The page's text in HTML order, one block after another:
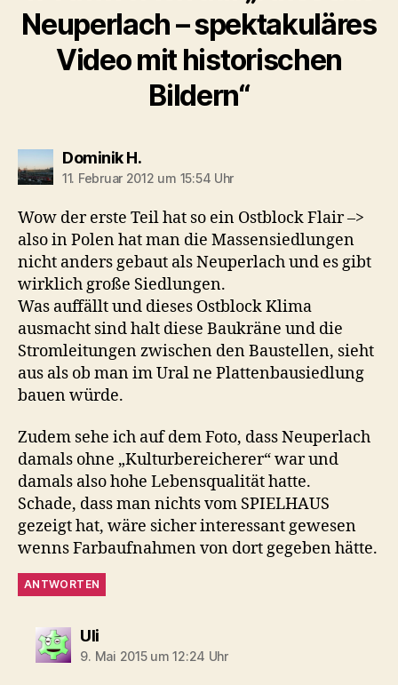
Neuperlach – spektakuläres
Video mit historischen
Bildern“
Dominik H.sagt:
11. Februar 2012 um 15:54 Uhr
Wow der erste Teil hat so ein Ostblock Flair –>
also in Polen hat man die Massensiedlungen
nicht anders gebaut als Neuperlach und es gibt
wirklich große Siedlungen.
Was auffällt und dieses Ostblock Klima
ausmacht sind halt diese Baukräne und die
Stromleitungen zwischen den Baustellen, sieht
aus als ob man im Ural ne Plattenbausiedlung
bauen würde.
Zudem sehe ich auf dem Foto, dass Neuperlach
damals ohne „Kulturbereicherer“ war und
damals also hohe Lebensqualität hatte.
Schade, dass man nichts vom SPIELHAUS
gezeigt hat, wäre sicher interessant gewesen
wenns Farbaufnahmen von dort gegeben hätte.
ANTWORTEN
Ulisagt:
9. Mai 2015 um 12:24 Uhr